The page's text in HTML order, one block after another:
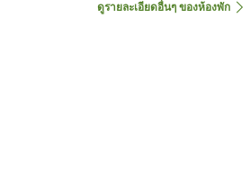
ดูรายละเอียดอื่นๆ ของห้องพัก